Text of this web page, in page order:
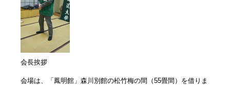
会長挨拶
会場は、「鳳明館」森川別館の松竹梅の間（55畳間）を借りま